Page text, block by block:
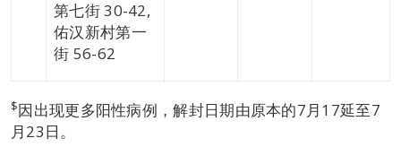
第七街 30-42,
佑汉新村第一
街 56-62
$因出现更多阳性病例，解封日期由原本的7月17延至7
月23日。